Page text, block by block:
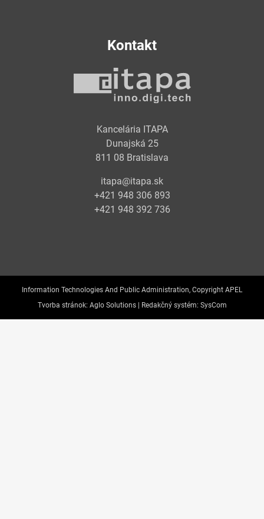
Kontakt
Kancelária ITAPA
Dunajská 25
811 08 Bratislava
itapa@itapa.sk
+421 948 306 893
+421 948 392 736
Information Technologies And Public Administration, Copyright APEL
Tvorba stránok: Aglo Solutions | Redakčný systém: SysCom